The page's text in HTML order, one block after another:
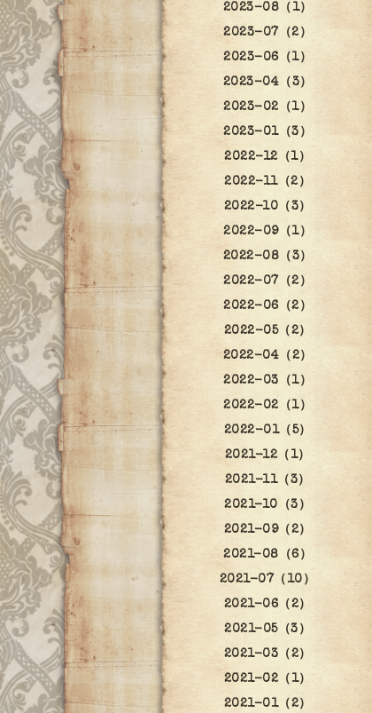
2023-08（1）
2023-07（2）
2023-06（1）
2023-04（3）
2023-02（1）
2023-01（3）
2022-12（1）
2022-11（2）
2022-10（3）
2022-09（1）
2022-08（3）
2022-07（2）
2022-06（2）
2022-05（2）
2022-04（2）
2022-03（1）
2022-02（1）
2022-01（5）
2021-12（1）
2021-11（3）
2021-10（3）
2021-09（2）
2021-08（6）
2021-07（10）
2021-06（2）
2021-05（3）
2021-03（2）
2021-02（1）
2021-01（2）